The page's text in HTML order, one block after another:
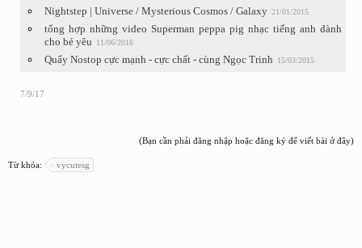
Nightstep | Universe / Mysterious Cosmos / Galaxy 21/01/2015
tổng hợp những video Superman peppa pig nhạc tiếng anh dành
cho bé yêu
11/06/2016
Quẩy Nostop cực mạnh - cực chất - cùng Ngọc Trinh 15/03/2015
7/9/17
(Bạn cần phải đăng nhập hoặc đăng ký để viết bài ở đây)
Từ khóa: vycutesg